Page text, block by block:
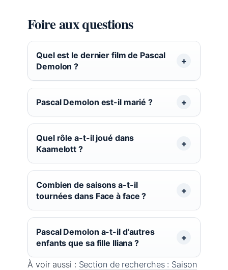
Foire aux questions
Quel est le dernier film de Pascal
Demolon ?
Pascal Demolon est-il marié ?
Quel rôle a-t-il joué dans
Kaamelott ?
Combien de saisons a-t-il
tournées dans Face à face ?
Pascal Demolon a-t-il d’autres
enfants que sa fille Iliana ?
À voir aussi : Section de recherches : Saison